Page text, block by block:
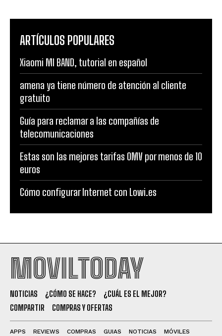
ARTÍCULOS POPULARES
Xiaomi MI BAND, tutorial en español
amena ya tiene número de atención al cliente
gratuito
Guía para reclamar a las compañías de
telecomunicaciones
Estas son las mejores tarifas OMV por menos de 10
euros
Cómo configurar Internet con Lowi.es
MOVILTODAY
NOTICIAS ¿CÓMO SE HACE?
¿CUÁL ES EL MEJOR?
COMPARTIR
COMPRAS Y OFERTAS
APPS REVIEWS COMPRAS GUIAS NOTICIAS MÓVILES